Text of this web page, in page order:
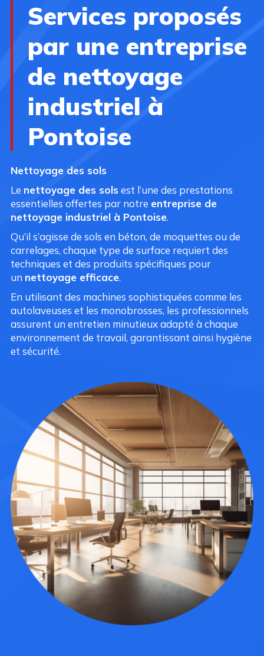
Services proposés
par une entreprise
de nettoyage
industriel à
Pontoise
Nettoyage des sols
Le nettoyage des sols est l’une des prestations
essentielles offertes par notre entreprise de
nettoyage industriel à Pontoise.
Qu’il s’agisse de sols en béton, de moquettes ou de
carrelages, chaque type de surface requiert des
techniques et des produits spécifiques pour
un nettoyage efficace.
En utilisant des machines sophistiquées comme les
autolaveuses et les monobrosses, les professionnels
assurent un entretien minutieux adapté à chaque
environnement de travail, garantissant ainsi hygiène
et sécurité.